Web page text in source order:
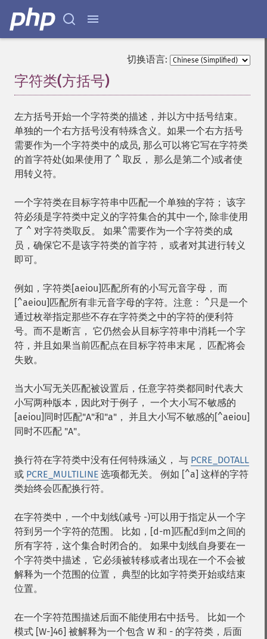
切换语言:
字符类(方括号)
左方括号开始一个字符类的描述，并以方中括号结束。
单独的一个右方括号没有特殊含义。如果一个右方括号
需要作为一个字符类中的成员, 那么可以将它写在字符类
的首字符处(如果使用了 ^ 取反， 那么是第二个)或者使
用转义符。
一个字符类在目标字符串中匹配一个单独的字符； 该字
符必须是字符类中定义的字符集合的其中一个, 除非使用
了 ^ 对字符类取反。 如果^需要作为一个字符类的成
员，确保它不是该字符类的首字符， 或者对其进行转义
即可。
例如，字符类[aeiou]匹配所有的小写元音字母， 而
[^aeiou]匹配所有非元音字母的字符。注意： ^只是一个
通过枚举指定那些不存在字符类之中的字符的便利符
号。而不是断言， 它仍然会从目标字符串中消耗一个字
符，并且如果当前匹配点在目标字符串末尾， 匹配将会
失败。
当大小写无关匹配被设置后，任意字符类都同时代表大
小写两种版本，因此对于例子， 一个大小写不敏感的
[aeiou]同时匹配"A"和"a"， 并且大小写不敏感的[^aeiou]
同时不匹配 "A"。
换行符在字符类中没有任何特殊涵义， 与 PCRE_DOTALL
或 PCRE_MULTILINE 选项都无关。 例如 [^a] 这样的字符
类始终会匹配换行符。
在字符类中，一个中划线(减号 -)可以用于指定从一个字
符到另一个字符的范围。 比如，[d-m]匹配d到m之间的
所有字符，这个集合时闭合的。 如果中划线自身要在一
个字符类中描述， 它必须被转移或者出现在一个不会被
解释为一个范围的位置， 典型的比如字符类开始或结束
位置。
在一个字符范围描述后面不能使用右中括号。 比如一个
模式 [W-]46] 被解释为一个包含 W 和 - 的字符类，后面